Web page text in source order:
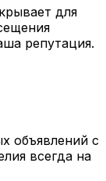
для
репутация.
объявлений с
всегда на